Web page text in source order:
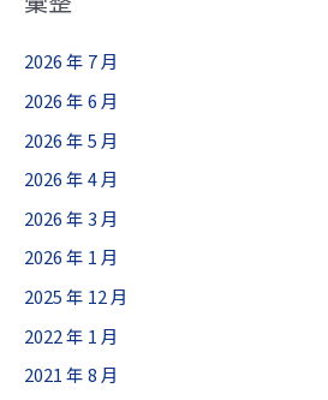
2026 年 7 月
2026 年 6 月
2026 年 5 月
2026 年 4 月
2026 年 3 月
2026 年 1 月
2025 年 12 月
2022 年 1 月
2021 年 8 月